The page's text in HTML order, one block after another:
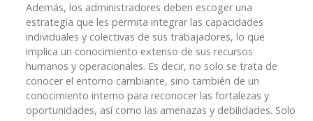
Además, los administradores deben escoger una
estrategia que les permita integrar las capacidades
individuales y colectivas de sus trabajadores, lo que
implica un conocimiento extenso de sus recursos
humanos y operacionales. Es decir, no solo se trata de
conocer el entorno cambiante, sino también de un
conocimiento interno para reconocer las fortalezas y
oportunidades, así como las amenazas y debilidades. Solo